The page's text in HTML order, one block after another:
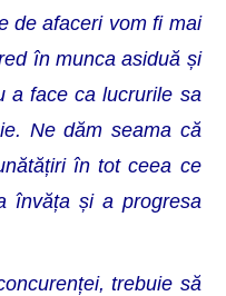
de afaceri vom fi mai
în munca asiduă și
a face ca lucrurile sa
Ne dăm seama că
în tot ceea ce
învăța și a progresa
trebuie să